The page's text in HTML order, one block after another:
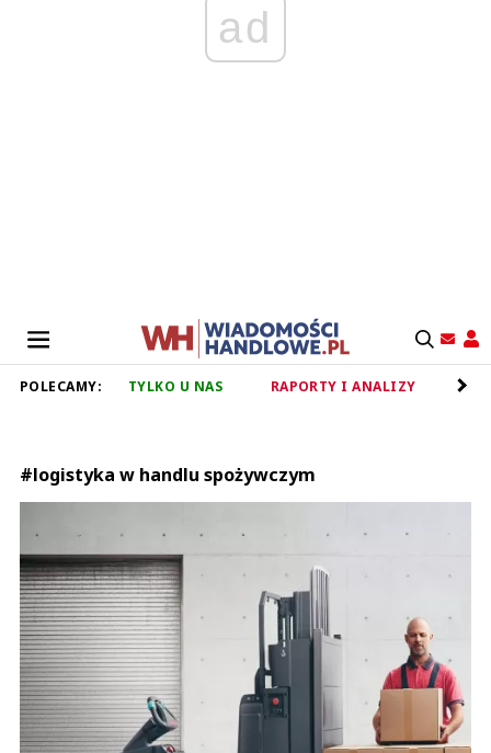
ad
POLECAMY: TYLKO U NAS RAPORTY I ANALIZY
#logistyka w handlu spożywczym